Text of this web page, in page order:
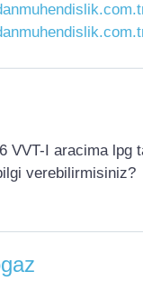
VVT-I aracima
verebilirmisiniz?